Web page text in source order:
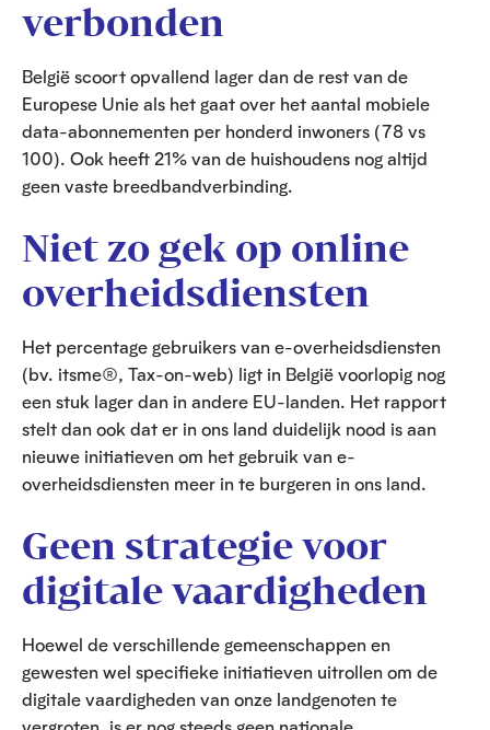
verbonden
België scoort opvallend lager dan de rest van de
Europese Unie als het gaat over het aantal mobiele
data-abonnementen per honderd inwoners (78 vs
100). Ook heeft 21% van de huishoudens nog altijd
geen vaste breedbandverbinding.
Niet zo gek op online
overheidsdiensten
Het percentage gebruikers van e-overheidsdiensten
(bv. itsme®, Tax-on-web) ligt in België voorlopig nog
een stuk lager dan in andere EU-landen. Het rapport
stelt dan ook dat er in ons land duidelijk nood is aan
nieuwe initiatieven om het gebruik van e-
overheidsdiensten meer in te burgeren in ons land.
Geen strategie voor
digitale vaardigheden
Hoewel de verschillende gemeenschappen en
gewesten wel specifieke initiatieven uitrollen om de
digitale vaardigheden van onze landgenoten te